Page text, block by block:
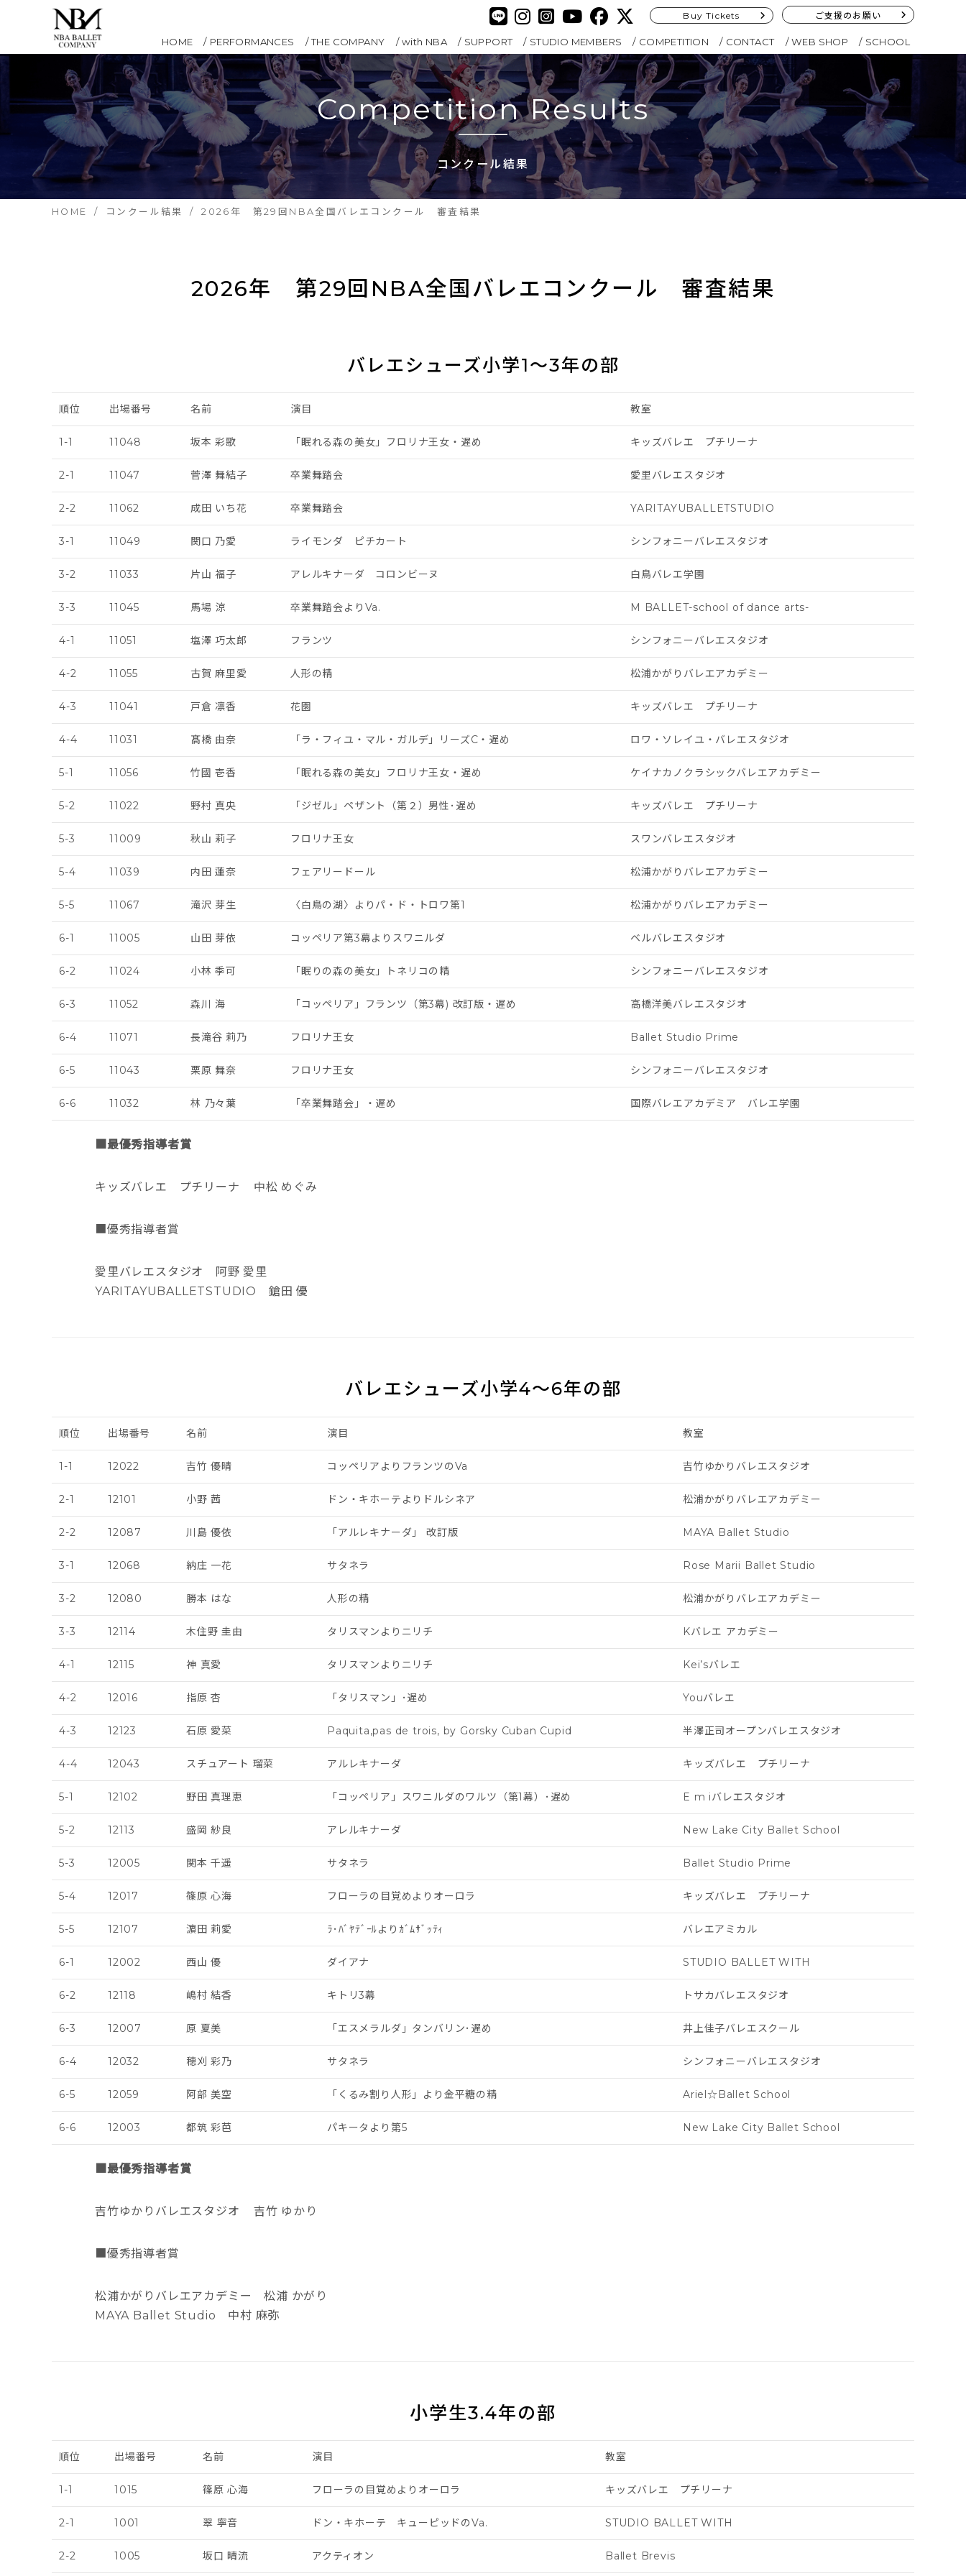
Buy Tickets ご支援のお願い
HOME PERFORMANCES THE COMPANY with NBA SUPPORT STUDIO MEMBERS COMPETITION CONTACT WEB SHOP SCHOOL
Competition Results
コンクール結果
HOME コンクール結果 2026年 第29回NBA全国バレエコンクール 審査結果
2026年 第29回NBA全国バレエコンクール 審査結果
バレエシューズ小学1～3年の部
順位 出場番号 名前 演目 教室
1-1 11048 坂本 彩歌 「眠れる森の美女」フロリナ王女・遅め キッズバレエ プチリーナ
2-1 11047 菅澤 舞結子 卒業舞踏会 愛里バレエスタジオ
2-2 11062 成田 いち花 卒業舞踏会 YARITAYUBALLETSTUDIO
3-1 11049 関口 乃愛 ライモンダ ピチカート シンフォニーバレエスタジオ
3-2 11033 片山 福子 アレルキナーダ コロンビーヌ 白鳥バレエ学園
3-3 11045 馬場 涼 卒業舞踏会よりVa. M BALLET-school of dance arts-
4-1 11051 塩澤 巧太郎 フランツ シンフォニーバレエスタジオ
4-2 11055 古賀 麻里愛 人形の精 松浦かがりバレエアカデミー
4-3 11041 戸倉 凛香 花園 キッズバレエ プチリーナ
4-4 11031 髙橋 由奈 「ラ・フィユ・マル・ガルデ」リーズC・遅め ロワ・ソレイユ・バレエスタジオ
5-1 11056 竹國 壱香 「眠れる森の美女」フロリナ王女・遅め ケイナカノクラシックバレエアカデミー
5-2 11022 野村 真央 「ジゼル」ペザント（第２）男性･遅め キッズバレエ プチリーナ
5-3 11009 秋山 莉子 フロリナ王女 スワンバレエスタジオ
5-4 11039 内田 蓮奈 フェアリードール 松浦かがりバレエアカデミー
5-5 11067 滝沢 芽生 〈白鳥の湖〉よりパ・ド・トロワ第1 松浦かがりバレエアカデミー
6-1 11005 山田 芽依 コッペリア第3幕よりスワニルダ ベルバレエスタジオ
6-2 11024 小林 季可 「眠りの森の美女」トネリコの精 シンフォニーバレエスタジオ
6-3 11052 森川 海 「コッペリア」フランツ（第3幕) 改訂版・遅め 高橋洋美バレエスタジオ
6-4 11071 長滝谷 莉乃 フロリナ王女 Ballet Studio Prime
6-5 11043 栗原 舞奈 フロリナ王女 シンフォニーバレエスタジオ
6-6 11032 林 乃々葉 「卒業舞踏会」・遅め 国際バレエアカデミア バレエ学園
■最優秀指導者賞
キッズバレエ プチリーナ 中松 めぐみ
■優秀指導者賞
愛里バレエスタジオ 阿野 愛里
YARITAYUBALLETSTUDIO 鎗田 優
バレエシューズ小学4～6年の部
順位 出場番号 名前 演目 教室
1-1 12022 吉竹 優晴 コッペリアよりフランツのVa 吉竹ゆかりバレエスタジオ
2-1 12101 小野 茜 ドン・キホーテよりドルシネア 松浦かがりバレエアカデミー
2-2 12087 川島 優依 「アルレキナーダ」 改訂版 MAYA Ballet Studio
3-1 12068 納庄 一花 サタネラ Rose Marii Ballet Studio
3-2 12080 勝本 はな 人形の精 松浦かがりバレエアカデミー
3-3 12114 木住野 圭由 タリスマンよりニリチ Kバレエ アカデミー
4-1 12115 神 真愛 タリスマンよりニリチ Kei’sバレエ
4-2 12016 指原 杏 「タリスマン」･遅め Youバレエ
4-3 12123 石原 愛菜 Paquita,pas de trois, by Gorsky Cuban Cupid 半澤正司オープンバレエスタジオ
4-4 12043 スチュアート 瑠菜 アルレキナーダ キッズバレエ プチリーナ
5-1 12102 野田 真理恵 「コッペリア」スワニルダのワルツ（第1幕）･遅め E m iバレエスタジオ
5-2 12113 盛岡 紗良 アレルキナーダ New Lake City Ballet School
5-3 12005 関本 千遥 サタネラ Ballet Studio Prime
5-4 12017 篠原 心海 フローラの目覚めよりオーロラ キッズバレエ プチリーナ
5-5 12107 濵田 莉愛 ﾗ･ﾊﾞﾔﾃﾞｰﾙよりｶﾞﾑｻﾞｯﾃｨ バレエアミカル
6-1 12002 西山 優 ダイアナ STUDIO BALLET WITH
6-2 12118 嶋村 結香 キトリ3幕 トサカバレエスタジオ
6-3 12007 原 夏美 「エスメラルダ」タンバリン･遅め 井上佳子バレエスクール
6-4 12032 穂刈 彩乃 サタネラ シンフォニーバレエスタジオ
6-5 12059 阿部 美空 「くるみ割り人形」より金平糖の精 Ariel☆Ballet School
6-6 12003 都筑 彩芭 パキータより第5 New Lake City Ballet School
■最優秀指導者賞
吉竹ゆかりバレエスタジオ 吉竹 ゆかり
■優秀指導者賞
松浦かがりバレエアカデミー 松浦 かがり
MAYA Ballet Studio 中村 麻弥
小学生3.4年の部
順位 出場番号 名前 演目 教室
1-1 1015 篠原 心海 フローラの目覚めよりオーロラ キッズバレエ プチリーナ
2-1 1001 翠 寧音 ドン・キホーテ キューピッドのVa. STUDIO BALLET WITH
2-2 1005 坂口 晴流 アクティオン Ballet Brevis